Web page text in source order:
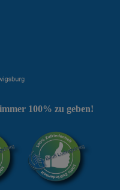
100% zu geben!